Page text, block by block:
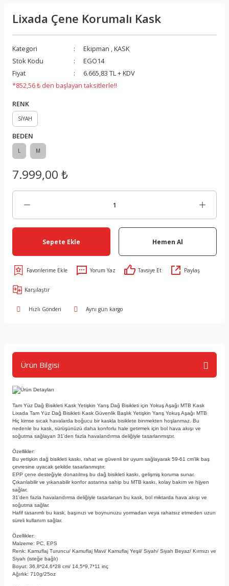
Lixada Çene Korumalı Kask
Kategori Ekipman ,KASK
Stok Kodu
EGO14
Fiyat
6.665,83 TL + KDV
*852,56 ₺ den başlayan taksitlerle!!
RENK
SİYAH
BEDEN
L M
7.999,00 ₺
Sepete Ekle Hemen Al
Yorum Yaz Tavsiye Et Paylaş
Karşılaştır
Hızlı Gönderi Aynı gün kargo
Ürün Bilgisi
Ürün Detayları
Tam Yüz Dağ Bisikleti Kask Yetişkin Yarış Dağ Bisikleti için Yokuş Aşağı MTB Kask
Lixada Tam Yüz Dağ Bisikleti Kask Güvenlik Başlık Yetişkin Yarış Yokuş Aşağı MTB
Hiç kimse sıcak havalarda boğucu bir kaskla bisiklete binmekten hoşlanmaz. Bu
nedenle bu kask, sürüşünüzü daha konforlu hale getirmek için bol hava akışı ve
soğutma sağlayan 31'den fazla havalandırma deliğiyle tasarlanmıştır.
Özellikler:
Bu yetişkin dağ bisikleti kaskı, rahat ve güvenli bir uyum sağlayarak 59-61 cm'lik baş
çevresine uyacak şekilde tasarlanmıştır.
EPP çene desteğiyle donatılmış bu dağ bisikleti kaskı, gelişmiş koruma sunar.
Çıkarılabilir ve yıkanabilir konfor astarına sahip bu MTB kaskı, kolay bakım ve hijyen
sağlar.
31'den fazla havalandırma deliğiyle tasarlanan bu kask, bol miktarda hava akışı ve
soğutma sağlar.
Hafif tasarımlı bu kask, başınızı ve boynunuzu yormadan veya rahatsız etmeden uzun
süreli kullanım sağlar.
Özellikler:
Malzeme: PC, EPS
Renk: Kamuflaj Turuncu/ Kamuflaj Mavi/ Kamuflaj Yeşil/ Siyah/ Siyah Beyaz/ Kırmızı ve
Siyah (isteğe bağlı)
Boyut: 36,8*24,6*28 cm/ 14,5*9,7*11 inç
Ağırlık: 710g/25oz